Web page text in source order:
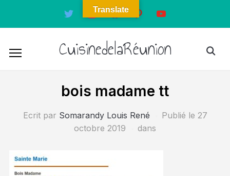
twitter instagramfacebookpinterestyoutube
CuisinedelaRéunion
bois madame tt
Ecrit par Somarandy Louis René Publié le 27
octobre 2019
dans
Translate